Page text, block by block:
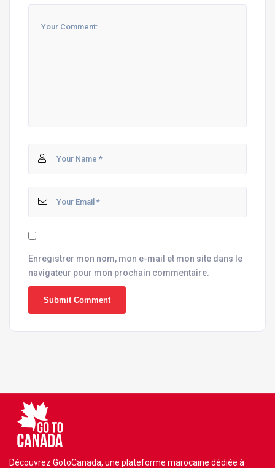
Enregistrer mon nom, mon e-mail et mon site dans le
navigateur pour mon prochain commentaire.
Découvrez GotoCanada, une plateforme marocaine dédiée à